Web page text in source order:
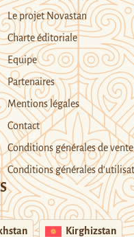
Le projet Novastan
Charte éditoriale
Equipe
Partenaires
Mentions légales
Contact
Conditions générales de vente
Conditions générales
Kirghizstan